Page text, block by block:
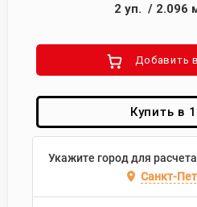
2 уп. / 2.096
Добавить
Купить в
Укажите город для
Санкт-